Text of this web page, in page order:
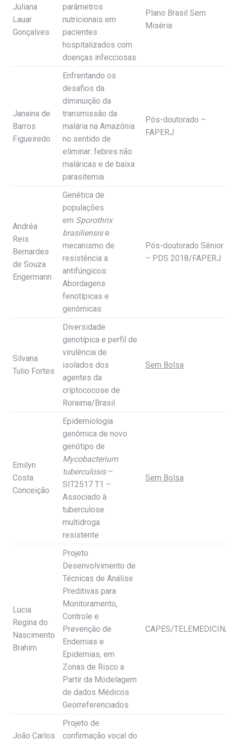
Juliana
Lauar
Gonçalves
parâmetros
nutricionais em
pacientes
hospitalizados com
doenças infecciosas
Plano Brasil Sem
Miséria
Janaina de
Barros
Figueiredo
Enfrentando os
desafios da
diminuição da
transmissão da
malária na Amazônia
no sentido de
eliminar: febres não
maláricas e de baixa
parasitemia
Pós-doutorado –
FAPERJ
Andréa
Reis
Bernardes
de Souza
Engermann
Genética de
populações
em Sporothrix
brasiliensise
mecanismo de
resistência a
antifúngicos:
Abordagens
fenotípicas e
genômicas
Pós-doutorado Sênior
– PDS 2018/FAPERJ
Silvana
Tulio Fortes
Diversidade
genotípica e perfil de
virulência de
isolados dos
agentes da
criptococose de
Roraima/Brasil
Sem Bolsa
Emilyn
Costa
Conceição
Epidemiologia
genômica de novo
genótipo de
Mycobacterium
tuberculosis–
SIT2517 T1 –
Associado à
tuberculose
multidroga
resistente
Sem Bolsa
Lucia
Regina do
Nascimento
Brahim
Projeto
Desenvolvimento de
Técnicas de Análise
Preditivas para
Monitoramento,
Controle e
Prevenção de
Endemias e
Epidemias, em
Zonas de Risco a
Partir da Modelagem
de dados Médicos
Georreferenciados
CAPES/
João Carlos
Projeto de
confirmação vocal do